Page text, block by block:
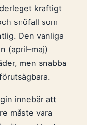
kraftigt
snöfall som
Den vanliga
(april–maj)
men snabba
innebär att
måste vara